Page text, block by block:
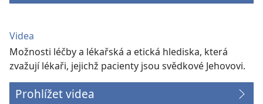
Videa
Možnosti léčby a lékařská a etická hlediska, která
zvažují lékaři, jejichž pacienty jsou svědkové Jehovovi.
Prohlížet videa